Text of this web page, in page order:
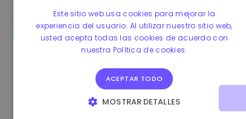
1.160000 € -3.00%
Este sitio web usa cookies para mejorar la
experiencia del usuario. Al utilizar nuestro sitio web,
usted acepta todas las cookies de acuerdo con
nuestra Política de cookies.
ACEPTAR TODO
MOSTRAR DETALLES